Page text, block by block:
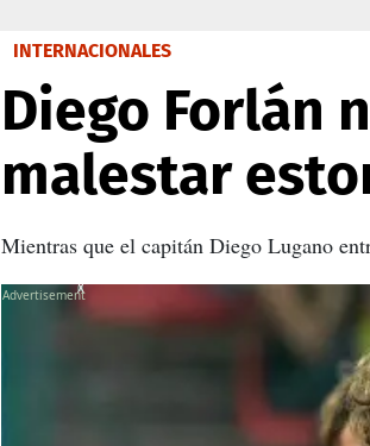
INTERNACIONALES
Diego Forlán
malestar
Mientras que el capitán Diego Lugano
X